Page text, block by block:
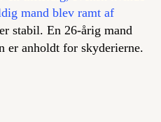
mand blev ramt af
stabil. En 26-årig mand
er anholdt for skyderierne.